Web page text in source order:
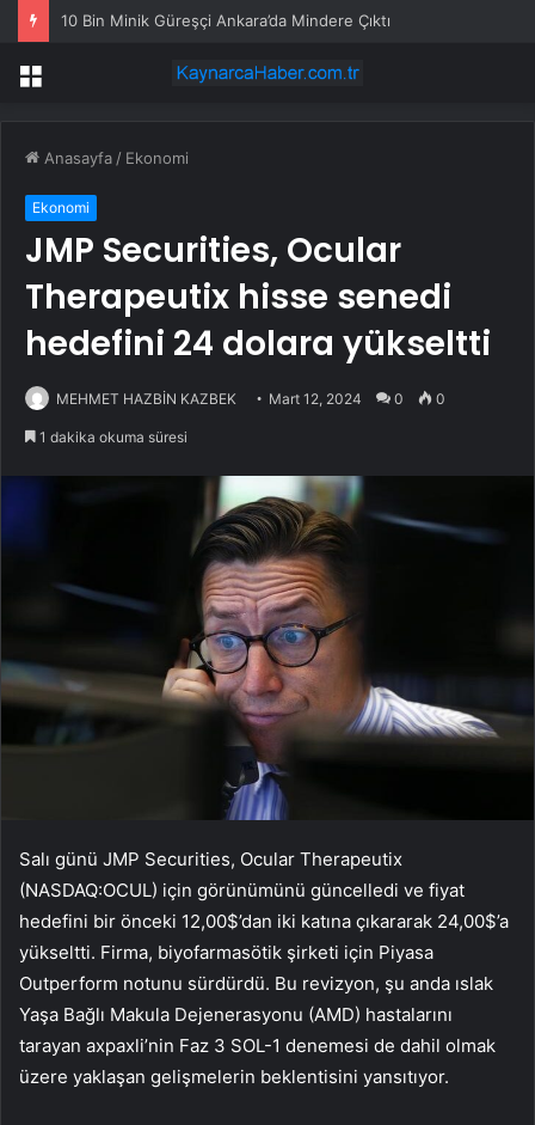
10 Bin Minik Güreşçi Ankara’da Mindere Çıktı
Menü
Anasayfa / Ekonomi
Ekonomi
JMP Securities, Ocular
Therapeutix hisse senedi
hedefini 24 dolara yükseltti
MEHMET HAZBİN KAZBEK Mart 12, 2024 0 0
1 dakika okuma süresi
Salı günü JMP Securities, Ocular Therapeutix
(NASDAQ:OCUL) için görünümünü güncelledi ve fiyat
hedefini bir önceki 12,00$’dan iki katına çıkararak 24,00$’a
yükseltti. Firma, biyofarmasötik şirketi için Piyasa
Outperform notunu sürdürdü. Bu revizyon, şu anda ıslak
Yaşa Bağlı Makula Dejenerasyonu (AMD) hastalarını
tarayan axpaxli’nin Faz 3 SOL-1 denemesi de dahil olmak
üzere yaklaşan gelişmelerin beklentisini yansıtıyor.